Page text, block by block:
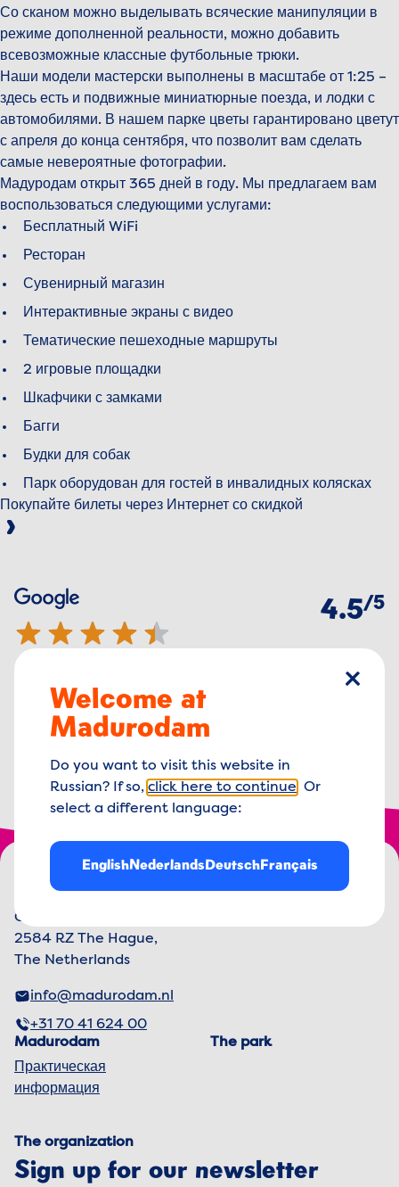
Со сканом можно выделывать всяческие манипуляции в
режиме дополненной реальности, можно добавить
всевозможные классные футбольные трюки.
Наши модели мастерски выполнены в масштабе от 1:25 –
здесь есть и подвижные миниатюрные поезда, и лодки с
автомобилями. В нашем парке цветы гарантировано цветут
с апреля до конца сентября, что позволит вам сделать
самые невероятные фотографии.
Мадуродам открыт 365 дней в году. Мы предлагаем вам
воспользоваться следующими услугами:
Бесплатный WiFi
Ресторан
Сувенирный магазин
Интерактивные экраны с видео
Тематические пешеходные маршруты
2 игровые площадки
Шкафчики с замками
Багги
Будки для собак
Парк оборудован для гостей в инвалидных колясках
Покупайте билеты через Интернет со скидкой
Reviews
Google
4.5 out of 5 stars 4.5
из 5
Facebook
4.1 out of 5 stars 4.1
TripAdvisor
4.5 out of 5 stars
Footer menu
Madurodam logo, to the homepage
George Maduroplein 1
2584 RZ The Hague,
The Netherlands
info@madurodam.nl
+31 70 41 624 00
Madurodam
Практическая
информация
The park
The organization
Sign up for our newsletter
Welcome at
Madurodam
Do you want to visit this website in
Russian? If so, click here to continue . Or
select a different language:
EnglishNederlandsDeutschFrançais